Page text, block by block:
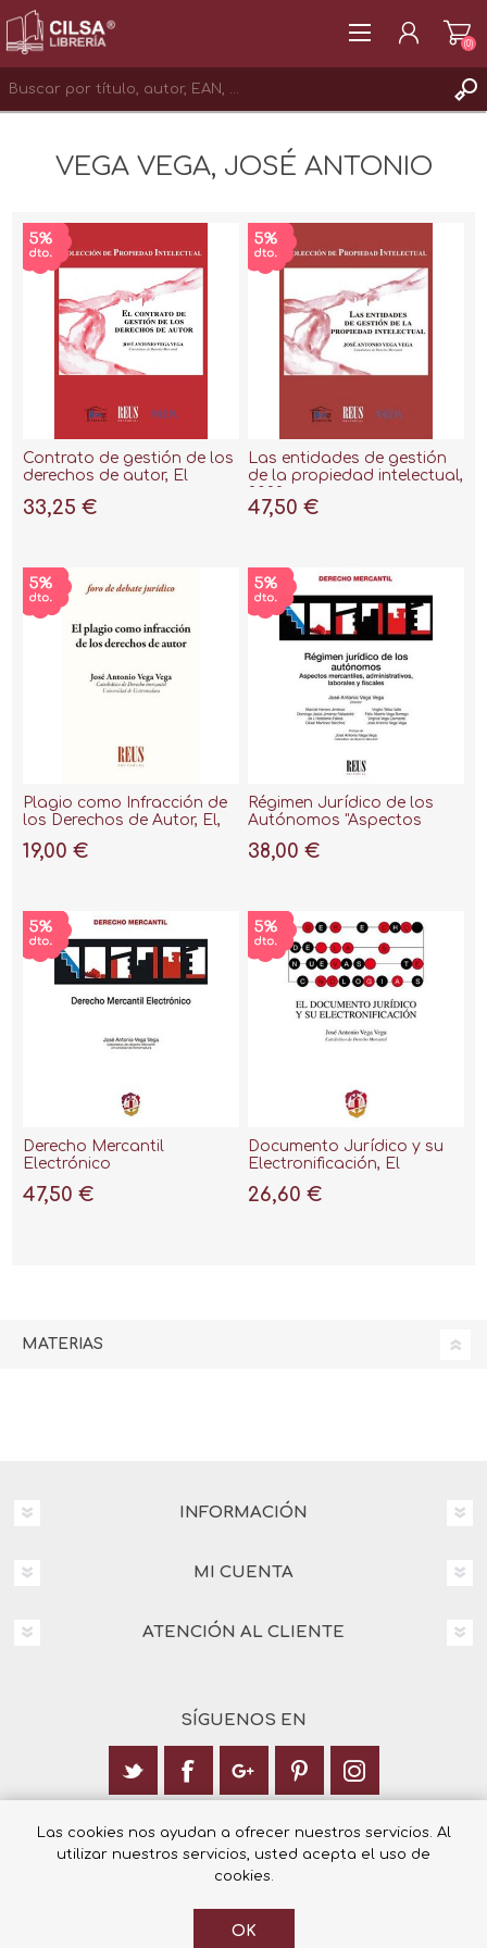
INICIAR SESIÓN
(0)
VEGA VEGA, JOSÉ ANTONIO
Contrato de gestión de los
derechos de autor, El
33,25 €
Las entidades de gestión
de la propiedad intelectual,
47,50 €
Plagio como Infracción de
los Derechos de Autor, El,
19,00 €
Régimen Jurídico de los
Autónomos "Aspectos
Administrativos, Laborales
38,00 €
Derecho Mercantil
Electrónico
47,50 €
Documento Jurídico y su
Electronificación, El
26,60 €
MATERIAS
INFORMACIÓN
MI CUENTA
ATENCIÓN AL CLIENTE
SÍGUENOS EN
Calle Italia 6, 03003 Alicante
+34 965 12 23 55
Las cookies nos ayudan a ofrecer nuestros servicios. Al
utilizar nuestros servicios, usted acepta el uso de
cookies.
OK